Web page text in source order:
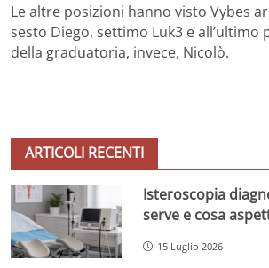
Le altre posizioni hanno visto Vybes
sesto Diego, settimo Luk3 e all’ultimo
della graduatoria, invece, Nicolò.
ARTICOLI RECENTI
Isteroscopia
serve e cosa
15 Luglio 2026